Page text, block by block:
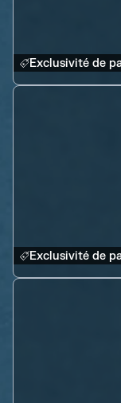
Exclusivité de
Exclusivité de